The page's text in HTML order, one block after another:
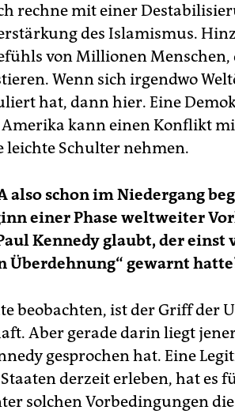
rechne mit einer
des Islamismus.
von Millionen Menschen,
Wenn sich irgendwo
hat, dann hier. Eine
Amerika kann einen Konflikt
leichte Schulter nehmen.
also schon im Niedergang
einer Phase weltweiter
Kennedy glaubt, der einst
Überdehnung“ gewarnt
beobachten, ist der Griff der
Aber gerade darin liegt
gesprochen hat. Eine
derzeit erleben, hat es
solchen Vorbedingungen